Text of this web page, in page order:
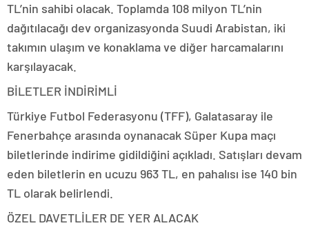
TL’nin sahibi olacak. Toplamda 108 milyon TL’nin
dağıtılacağı dev organizasyonda Suudi Arabistan, iki
takımın ulaşım ve konaklama ve diğer harcamalarını
karşılayacak.
BİLETLER İNDİRİMLİ
Türkiye Futbol Federasyonu (TFF), Galatasaray ile
Fenerbahçe arasında oynanacak Süper Kupa maçı
biletlerinde indirime gidildiğini açıkladı. Satışları devam
eden biletlerin en ucuzu 963 TL, en pahalısı ise 140 bin
TL olarak belirlendi.
ÖZEL DAVETLİLER DE YER ALACAK